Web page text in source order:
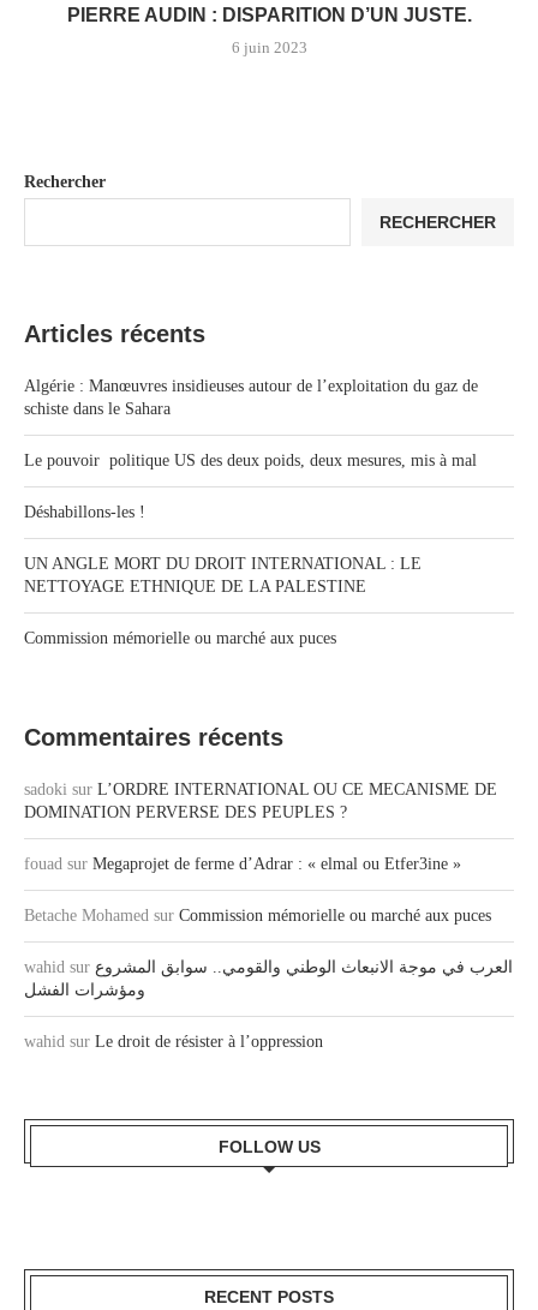
PIERRE AUDIN : DISPARITION D’UN JUSTE.
6 juin 2023
Rechercher
RECHERCHER
Articles récents
Algérie : Manœuvres insidieuses autour de l’exploitation du gaz de
schiste dans le Sahara
Le pouvoir politique US des deux poids, deux mesures, mis à mal
Déshabillons-les !
UN ANGLE MORT DU DROIT INTERNATIONAL : LE
NETTOYAGE ETHNIQUE DE LA PALESTINE
Commission mémorielle ou marché aux puces
Commentaires récents
sadoki sur L’ORDRE INTERNATIONAL OU CE MECANISME DE
DOMINATION PERVERSE DES PEUPLES ?
fouad sur Megaprojet de ferme d’Adrar : « elmal ou Etfer3ine »
Betache Mohamed sur Commission mémorielle ou marché aux puces
wahid sur العرب في موجة الانبعاث الوطني والقومي.. سوابق المشروع
ومؤشرات الفشل
wahid sur Le droit de résister à l’oppression
FOLLOW US
RECENT POSTS